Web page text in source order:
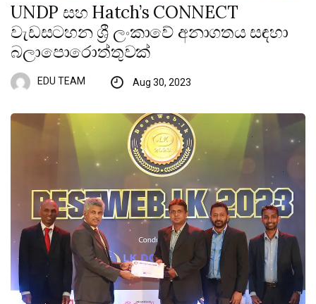
UNDP සහ Hatch’s CONNECT
වැඩසටහන ශ්‍රී ලංකාවේ අනාගතය සඳහා
බලාපොරොත්තුවක්
EDU TEAM Aug 30, 2023